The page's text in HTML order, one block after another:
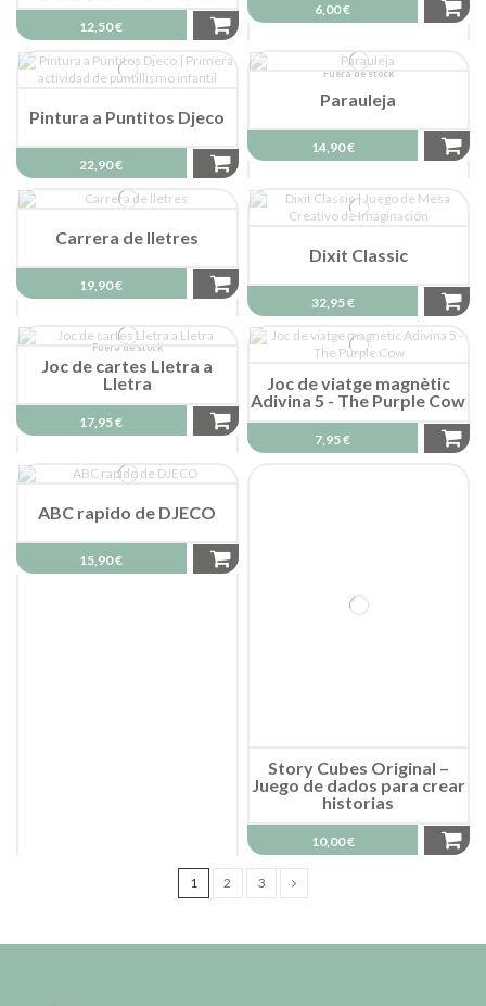
12,50 €
6,00 €
Pintura a Puntitos Djeco
22,90 €
Fuera de stock
Parauleja
14,90 €
Carrera de lletres
19,90 €
Dixit Classic
32,95 €
Fuera de stock
Joc de cartes Lletra a
Lletra
17,95 €
Joc de viatge magnètic
Adivina 5 - The Purple Cow
7,95 €
ABC rapido de DJECO
15,90 €
Story Cubes Original –
Juego de dados para crear
historias
10,00 €
1 2 3